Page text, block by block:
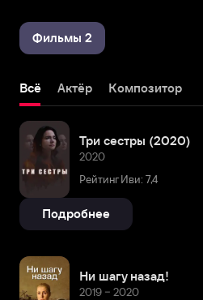
Фильмы 2
Всё Актёр Композитор
Три сестры (2020)
2020
Рейтинг Иви: 7,4
Подробнее
Ни шагу назад!
2019 – 2020